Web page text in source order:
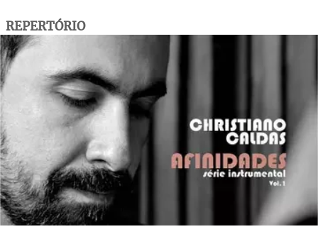
REPERTÓRIO